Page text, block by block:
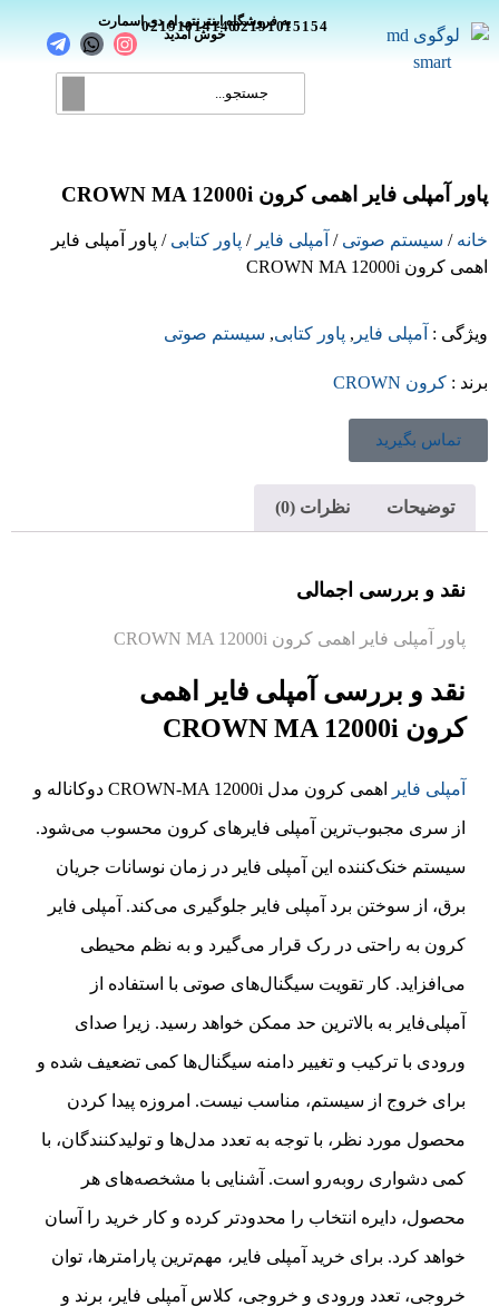
به فروشگاه اینترنتی ام دی اسمارت
خوش آمدید
02191014146_
02191015154
پاور آمپلی فایر اهمی کرون CROWN MA 12000i
خانه/سیستم صوتی /آمپلی فایر/پاور کتابی / پاور آمپلی فایر
اهمی کرون CROWN MA 12000i
ویژگی : آمپلی فایر, پاور کتابی ,سیستم صوتی
برند: کرون CROWN
تماس بگیرید
توضیحات نظرات (0)
نقد و بررسی اجمالی
پاور آمپلی فایر اهمی کرون CROWN MA 12000i
نقد و بررسی آمپلی فایر اهمی
کرون CROWN MA 12000i
آمپلی فایر اهمی کرون مدل CROWN-MA 12000i دوکاناله و
از سری مجبوب‌ترین آمپلی فایر‌های کرون محسوب می‌شود.
سیستم خنک‌کننده این آمپلی فایر در زمان نوسانات جریان
برق، از سوختن برد آمپلی فایر جلوگیری می‌کند. آمپلی فایر
کرون به راحتی در رک قرار می‌گیرد و به نظم محیطی
می‌افزاید. کار تقویت سیگنال‌های صوتی با استفاده از
آمپلی‌فایر به بالاترین حد ممکن خواهد رسید. زیرا صدای
ورودی با ترکیب و تغییر دامنه سیگنال‌ها کمی تضعیف شده و
برای خروج از سیستم، مناسب نیست. امروزه پیدا کردن
محصول مورد نظر، با توجه به تعدد مدل‌ها و تولید‌کنندگان، با
کمی دشواری رو‌به‌رو است. آشنایی با مشخصه‌های هر
محصول، دایره انتخاب را محدود‌تر کرده و کار خرید را آسان
خواهد کرد. برای خرید آمپلی فایر، مهم‌ترین پارامتر‌ها، توان
خروجی، تعدد ورودی و خروجی، کلاس آمپلی فایر، برند و